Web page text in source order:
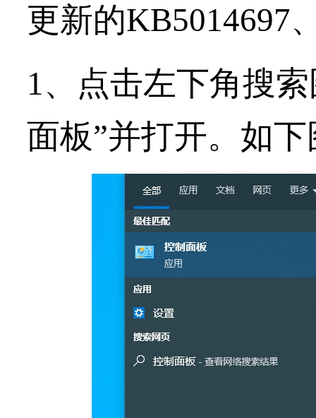
更新的KB5014697
1、点击左下角搜
面板”并打开。如下